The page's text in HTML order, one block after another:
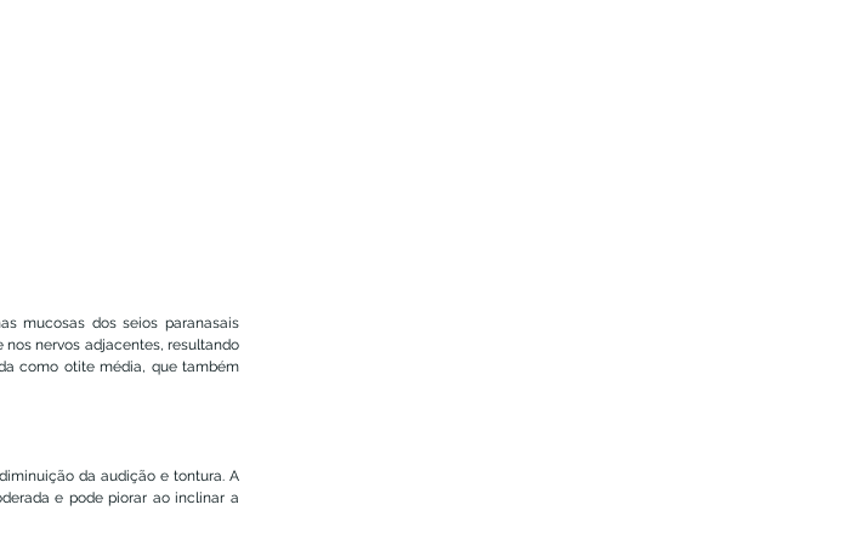
mucosas dos seios paranasais
nervos adjacentes, resultando
como otite média, que também
da audição e tontura. A
e pode piorar ao inclinar a